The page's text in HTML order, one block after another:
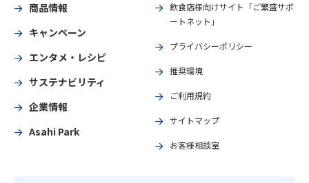
商品情報
キャンペーン
エンタメ・レシピ
サステナビリティ
企業情報
Asahi Park
飲食店様向けサイト「ご繁盛サポ
ートネット」
プライバシーポリシー
推奨環境
ご利用規約
サイトマップ
お客様相談室